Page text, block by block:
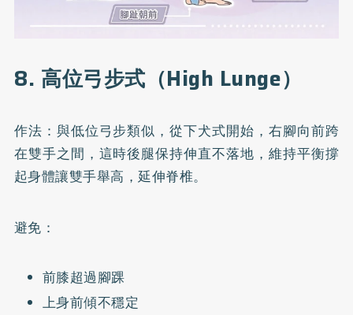
8. 高位弓步式（High Lunge）
作法：與低位弓步類似，從下犬式開始，右腳向前跨
在雙手之間，這時後腿保持伸直不落地，維持平衡撐
起身體讓雙手舉高，延伸脊椎。
避免：
前膝超過腳踝
上身前傾不穩定